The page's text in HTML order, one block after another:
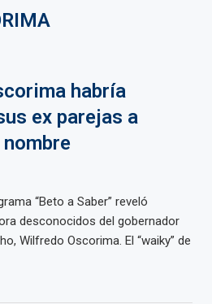
habría
ex parejas a
“Beto a Saber” reveló
desconocidos del gobernador
Wilfredo Oscorima. El “waiky” de